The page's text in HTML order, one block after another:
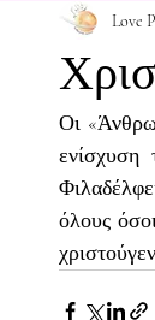
Love
Οι
όλους